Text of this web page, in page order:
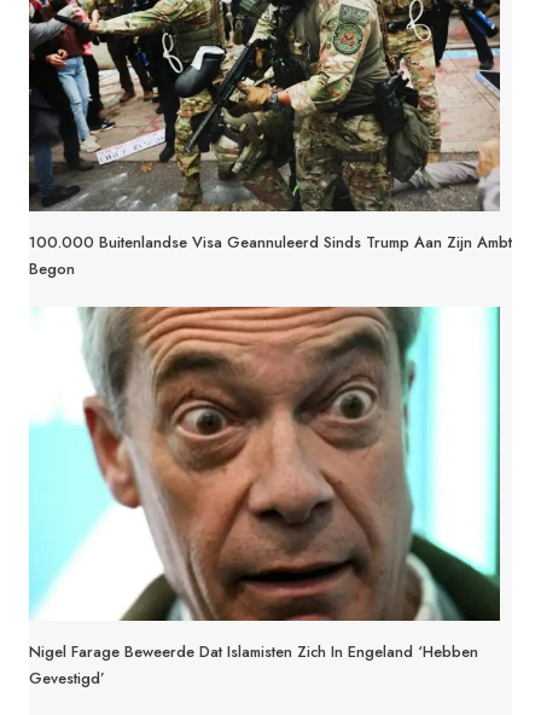
100.000 Buitenlandse Visa Geannuleerd Sinds Trump Aan Zijn Ambt
Begon
Nigel Farage Beweerde Dat Islamisten Zich In Engeland ‘hebben
Gevestigd’